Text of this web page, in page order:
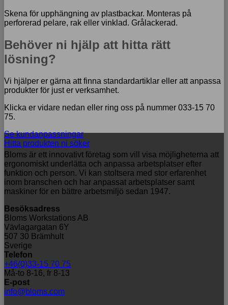
Skena för upphängning av plastbackar. Monteras på
perforerad pelare, rak eller vinklad. Grålackerad.
Behöver ni hjälp att hitta rätt
lösning?
Vi hjälper er gärna att finna standardartiklar eller att anpassa
produkter för just er verksamhet.
Klicka er vidare nedan eller ring oss på nummer 033-15 70
75.
Se kundanpassningar
Hitta produkten ni söker
Bloms är ett innovativt företag som vill visa möjligheterna att
ergonomiskt underlätta och anpassa arbetsplatser efter
funktion och person. Vi kan stoltsera med stor erfarenhet
inom branschen och har anpassat arbetsplatser samt
maskiner för en bättre arbetsmiljö sedan 1947.
Besöksadress
Bloms Workstations AB
Vävlagargatan 6Y
507 30 Brämhult
Sverige
Telefon
+46(0)33-15 70 75
Må-to 8-16, fr 8-13
E-post
info@bloms.com